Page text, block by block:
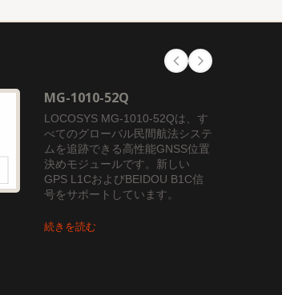
MG-1010-52Q
LOCOSYS MG-1010-52Qは、す
べてのグローバル民間航法システ
ムを追跡できる高性能GNSS位置
決めモジュールです。新しい
GPS L1CおよびBEIDOU B1C信
号をサポートしています。
続きを読む